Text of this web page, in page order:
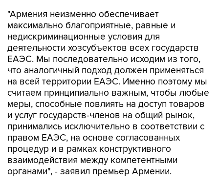
"Армения неизменно обеспечивает
максимально благоприятные, равные и
недискриминационные условия для
деятельности хозсубъектов всех государств
ЕАЭС. Мы последовательно исходим из того,
что аналогичный подход должен применяться
на всей территории ЕАЭС. Именно поэтому мы
считаем принципиально важным, чтобы любые
меры, способные повлиять на доступ товаров
и услуг государств-членов на общий рынок,
принимались исключительно в соответствии с
правом ЕАЭС, на основе согласованных
процедур и в рамках конструктивного
взаимодействия между компетентными
органами", - заявил премьер Армении.